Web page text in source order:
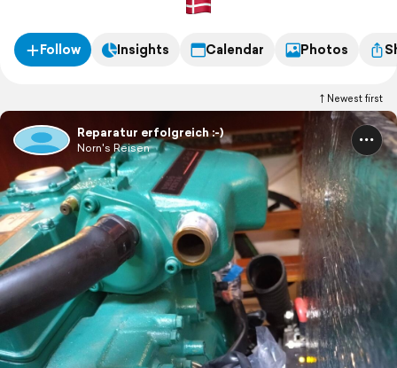
Follow Insights Calendar Photos
Newest first
Reparatur erfolgreich :-)
Norn's Reisen